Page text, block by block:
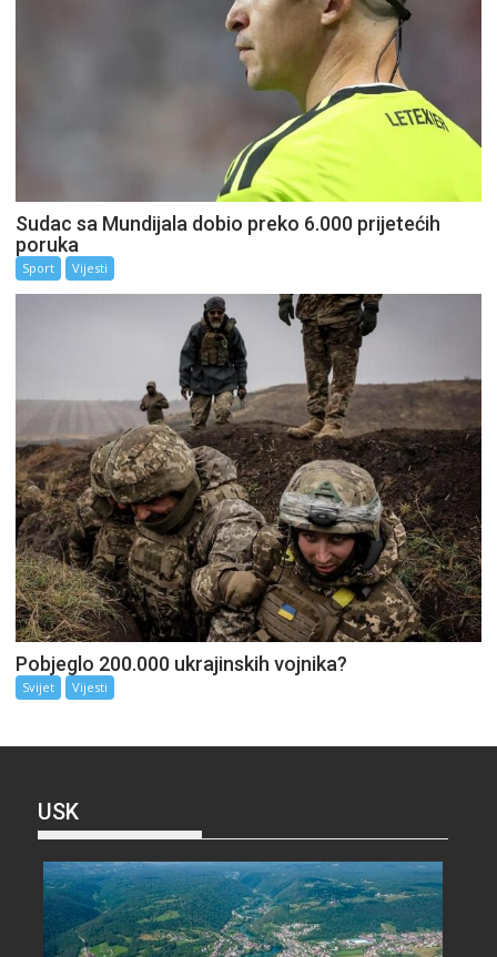
Sudac sa Mundijala dobio preko 6.000 prijetećih
poruka
Sport Vijesti
Pobjeglo 200.000 ukrajinskih vojnika?
Svijet Vijesti
USK